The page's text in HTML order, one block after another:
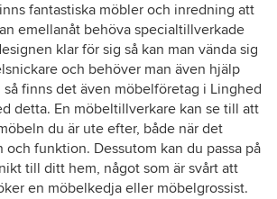
fantastiska möbler och inredning att
emellanåt behöva specialtillverkade
klar för sig så kan man vända sig
och behöver man även hjälp
finns det även möbelföretag i Linghed
detta. En möbeltillverkare kan se till att
du är ute efter, både när det
och funktion. Dessutom kan du passa på
till ditt hem, något som är svårt att
en möbelkedja eller möbelgrossist.